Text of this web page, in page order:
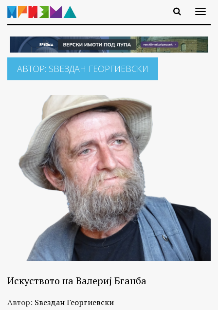
АВТОР: ЅВЕЗДАН ГЕОРГИЕВСКИ
Искуството на Валериј Бганба
Автор: Ѕвездан Георгиевски